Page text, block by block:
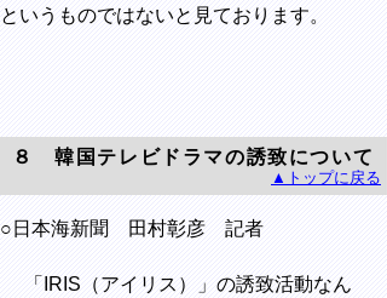
というものではないと見ております。
８ 韓国テレビドラマの誘致について
▲トップに戻る
○日本海新聞 田村彰彦 記者
「IRIS（アイリス）」の誘致活動なん